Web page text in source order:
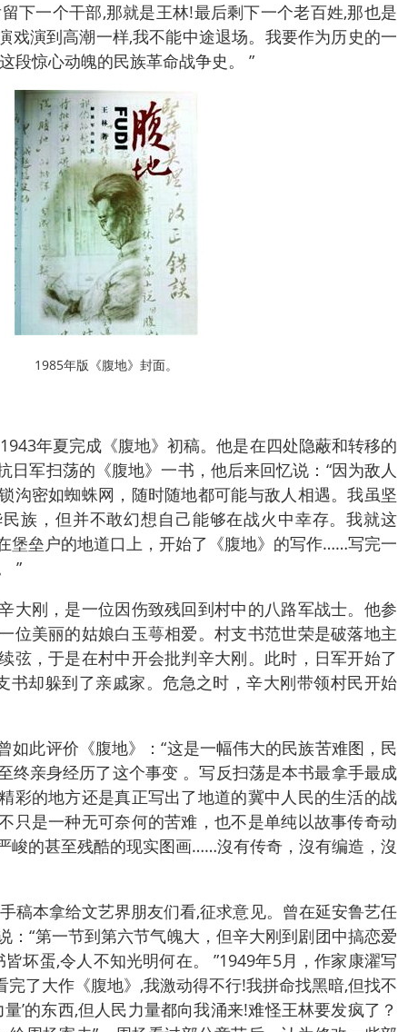
下一个干部,那就是王林!最后剩下一个老百姓,那也是
戏演到高潮一样,我不能中途退场。我要作为历史的一
段惊心动魄的民族革命战争史。 ”
1985年版《腹地》封面。
年夏完成《腹地》初稿。他是在四处隐蔽和转移的
日军扫荡的《腹地》一书，他后来回忆说：“因为敌人
沟密如蜘蛛网，随时随地都可能与敌人相遇。我虽坚
族，但并不敢幻想自己能够在战火中幸存。我就这
堡垒户的地道口上，开始了《腹地》的写作……写完一
”
大刚，是一位因伤致残回到村中的八路军战士。他参
位美丽的姑娘白玉萼相爱。村支书范世荣是破落地主
弦，于是在村中开会批判辛大刚。此时，日军开始了
书却躲到了亲戚家。危急之时，辛大刚带领村民开始
如此评价《腹地》：“这是一幅伟大的民族苦难图，民
终亲身经历了这个事变 。写反扫荡是本书最拿手最成
彩的地方还是真正写出了地道的冀中人民的生活的战
只是一种无可奈何的苦难，也不是单纯以故事传奇动
峻的甚至残酷的现实图画……沒有传奇，沒有编造，沒
稿本拿给文艺界朋友们看,征求意见。曾在延安鲁艺任
：“第一节到第六节气魄大，但辛大刚到剧团中搞恋爱
坏蛋,令人不知光明何在。 ”1949年5月，作家康濯写
完了大作《腹地》,我激动得不行!我拼命找黑暗,但找不
’的东西,但人民力量都向我涌来!难怪王林要发疯了？